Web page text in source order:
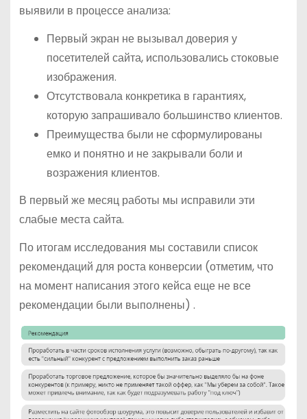
выявили в процессе анализа:
Первый экран не вызывал доверия у
посетителей сайта, использовались стоковые
изображения.
Отсутствовала конкретика в гарантиях,
которую запрашивало большинство клиентов.
Преимущества были не сформулированы
емко и понятно и не закрывали боли и
возражения клиентов.
В первый же месяц работы мы исправили эти
слабые места сайта.
По итогам исследования мы составили список
рекомендаций для роста конверсии (отметим, что
на момент написания этого кейса еще не все
рекомендации были выполнены) .